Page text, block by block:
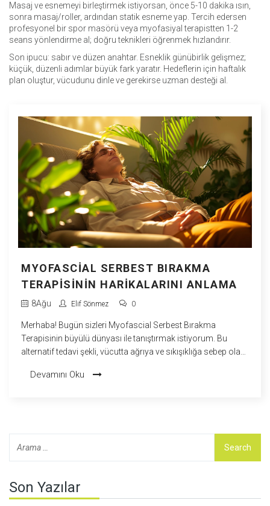
Masaj ve esnemeyi birleştirmek istiyorsan, önce 5-10 dakika ısın,
sonra masaj/roller, ardından statik esneme yap. Tercih edersen
profesyonel bir spor masörü veya myofasiyal terapistten 1-2
seans yönlendirme al; doğru teknikleri öğrenmek hızlandırır.
Son ipucu: sabır ve düzen anahtar. Esneklik günübirlik gelişmez;
küçük, düzenli adımlar büyük fark yaratır. Hedeflerin için haftalık
plan oluştur, vücudunu dinle ve gerekirse uzman desteği al.
MYOFASCIAL SERBEST BIRAKMA
TERAPISININ HARIKALARINI ANLAMA
8Ağu Elif Sönmez 0
Merhaba! Bugün sizleri Myofascial Serbest Bırakma
Terapisinin büyülü dünyası ile tanıştırmak istiyorum. Bu
alternatif tedavi şekli, vücutta ağrıya ve sıkışıklığa sebep olan
vücutta enerji akışını düzenleyen bir tür ağ gibi işlev
Devamını Oku
Son Yazılar